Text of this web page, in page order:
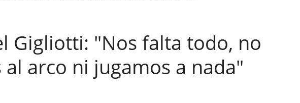
Gigliotti: "Nos falta todo, no
al arco ni jugamos a nada"